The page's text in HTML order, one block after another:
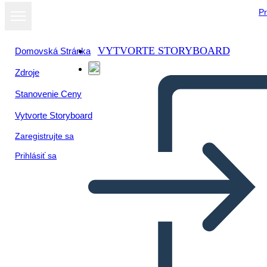
Domovská Stránka
Zdroje
Stanovenie Ceny
Vytvorte Storyboard
Zaregistrujte sa
Prihlásiť sa
VYTVORTE STORYBOARD